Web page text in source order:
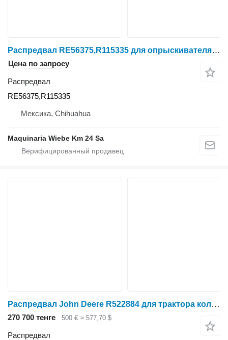
Распредвал RE56375,R115335 для опрыскивателя самоходного John Deere 4045
Цена по запросу
Распредвал
RE56375,R115335
Мексика, Chihuahua
Maquinaria Wiebe Km 24 Sa
Распредвал John Deere R522884 для трактора колесного John Deere 7250R, 7270R, 7290R, и др
270 700 тенге 500 € ≈ 577,70 $
Распредвал